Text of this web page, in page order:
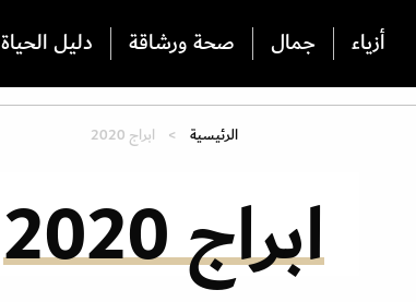
أزياء جمال صحة ورشاقة دليل الحياة
الرئيسية ابراج 2020
ابراج 2020